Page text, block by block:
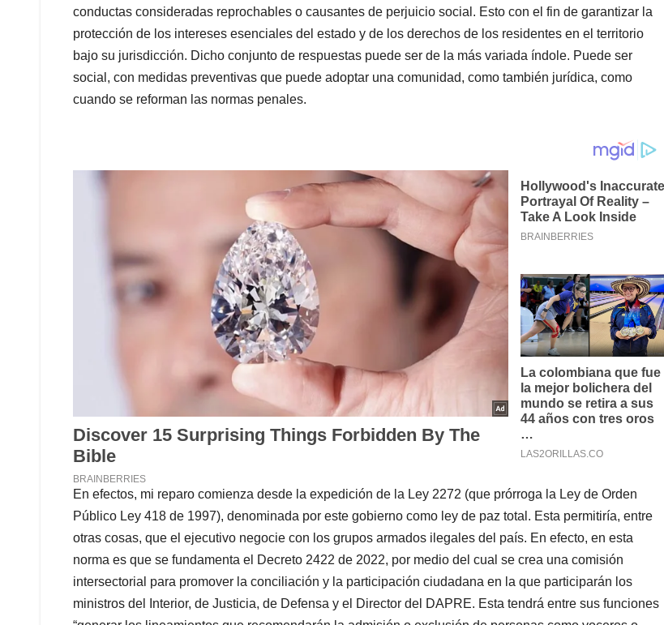
conductas consideradas reprochables o causantes de perjuicio social. Esto con el fin de garantizar la
protección de los intereses esenciales del estado y de los derechos de los residentes en el territorio
bajo su jurisdicción. Dicho conjunto de respuestas puede ser de la más variada índole. Puede ser
social, con medidas preventivas que puede adoptar una comunidad, como también jurídica, como
cuando se reforman las normas penales.
En efectos, mi reparo comienza desde la expedición de la Ley 2272 (que prórroga la Ley de Orden
Público Ley 418 de 1997), denominada por este gobierno como ley de paz total. Esta permitiría, entre
otras cosas, que el ejecutivo negocie con los grupos armados ilegales del país. En efecto, en esta
norma es que se fundamenta el Decreto 2422 de 2022, por medio del cual se crea una comisión
intersectorial para promover la conciliación y la participación ciudadana en la que participarán los
ministros del Interior, de Justicia, de Defensa y el Director del DAPRE. Esta tendrá entre sus funciones